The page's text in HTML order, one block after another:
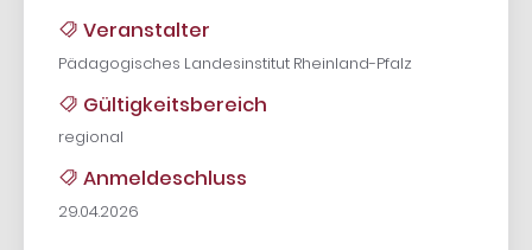
Veranstalter
Pädagogisches Landesinstitut Rheinland-Pfalz
Gültigkeitsbereich
regional
Anmeldeschluss
29.04.2026